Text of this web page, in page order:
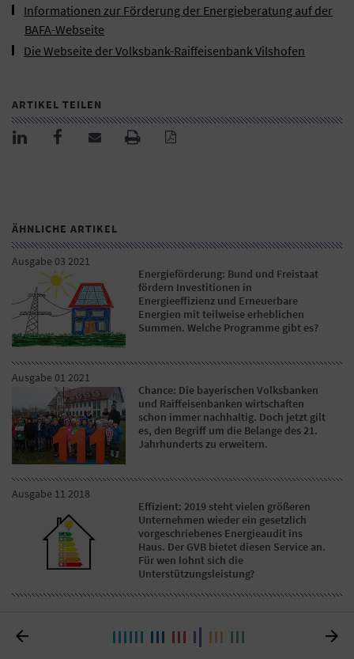
Informationen zur Förderung der Energieberatung auf der
BAFA-Webseite
Die Webseite der Volksbank-Raiffeisenbank Vilshofen
ARTIKEL TEILEN
ÄHNLICHE ARTIKEL
Ausgabe 03 2021
Energieförderung: Bund und Freistaat
fördern Investitionen in
Energieeffizienz und Erneuerbare
Energien mit teilweise erheblichen
Summen. Welche Programme gibt es?
Ausgabe 01 2021
Chance: Die bayerischen Volksbanken
und Raiffeisenbanken wirtschaften
schon immer nachhaltig. Doch jetzt gilt
es, den Begriff um die Belange des 21.
Jahrhunderts zu erweitern.
Ausgabe 11 2018
Effizient: 2019 steht vielen größeren
Unternehmen wieder ein gesetzlich
vorgeschriebenes Energieaudit ins
Haus. Der GVB bietet diesen Service an.
Für wen lohnt sich die
Unterstützungsleistung?
 